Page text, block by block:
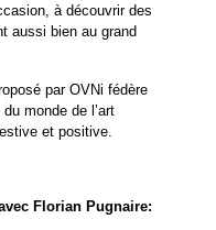
à découvrir des
aussi bien au grand
par OVNi fédère
monde de l’art
et positive.
Florian Pugnaire: